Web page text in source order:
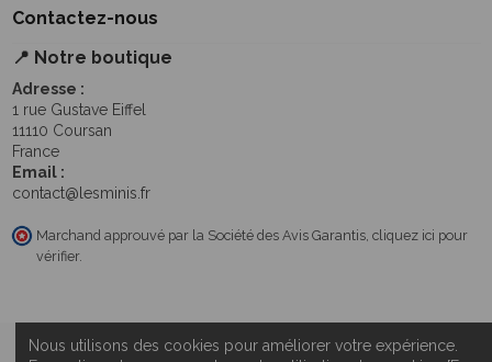
Contactez-nous
📍 Notre boutique
Adresse :
1 rue Gustave Eiffel
11110 Coursan
France
Email :
contact@lesminis.fr
Marchand approuvé par la Société des Avis Garantis, cliquez ici pour
vérifier.
Nous utilisons des cookies pour améliorer votre expérience.